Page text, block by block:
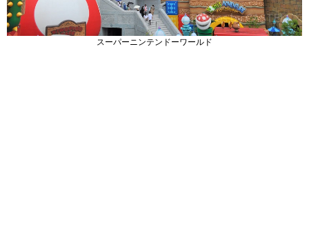
スーパーニンテンドーワールド